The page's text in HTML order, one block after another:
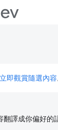
立即觀賞隨選內容
譯成你偏好的